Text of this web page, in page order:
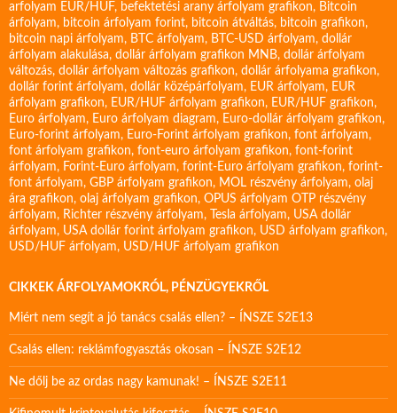
arfolyam EUR/HUF, befektetési arany árfolyam grafikon, Bitcoin
árfolyam, bitcoin árfolyam forint, bitcoin átváltás, bitcoin grafikon,
bitcoin napi árfolyam, BTC árfolyam, BTC-USD árfolyam, dollár
árfolyam alakulása, dollár árfolyam grafikon MNB, dollár árfolyam
változás, dollár árfolyam változás grafikon, dollár árfolyama grafikon,
dollár forint árfolyam, dollár középárfolyam, EUR árfolyam, EUR
árfolyam grafikon, EUR/HUF árfolyam grafikon, EUR/HUF grafikon,
Euro árfolyam, Euro árfolyam diagram, Euro-dollár árfolyam grafikon,
Euro-forint árfolyam, Euro-Forint árfolyam grafikon, font árfolyam,
font árfolyam grafikon, font-euro árfolyam grafikon, font-forint
árfolyam, Forint-Euro árfolyam, forint-Euro árfolyam grafikon, forint-
font árfolyam, GBP árfolyam grafikon, MOL részvény árfolyam, olaj
ára grafikon, olaj árfolyam grafikon, OPUS árfolyam OTP részvény
árfolyam, Richter részvény árfolyam, Tesla árfolyam, USA dollár
árfolyam, USA dollár forint árfolyam grafikon, USD árfolyam grafikon,
USD/HUF árfolyam, USD/HUF árfolyam grafikon
CIKKEK ÁRFOLYAMOKRÓL, PÉNZÜGYEKRŐL
Miért nem segít a jó tanács csalás ellen? – ÍNSZE S2E13
Csalás ellen: reklámfogyasztás okosan – ÍNSZE S2E12
Ne dőlj be az ordas nagy kamunak! – ÍNSZE S2E11